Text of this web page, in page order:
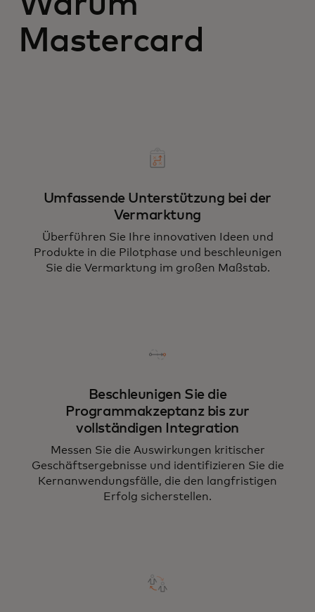
Mastercard
Umfassende Unterstützung bei der
Vermarktung
Überführen Sie Ihre innovativen Ideen und
Produkte in die Pilotphase und beschleunigen
Sie die Vermarktung im großen Maßstab.
Beschleunigen Sie die
Programmakzeptanz bis zur
vollständigen Integration
Messen Sie die Auswirkungen kritischer
Geschäftsergebnisse und identifizieren Sie die
Kernanwendungsfälle, die den langfristigen
Erfolg sicherstellen.